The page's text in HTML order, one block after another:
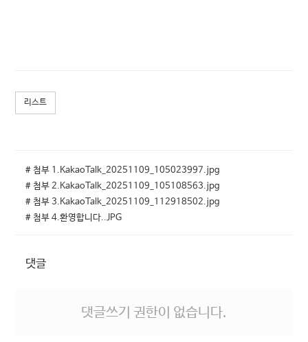
리스트
# 첨부 1.KakaoTalk_20251109_105023997.jpg
# 첨부 2.KakaoTalk_20251109_105108563.jpg
# 첨부 3.KakaoTalk_20251109_112918502.jpg
# 첨부 4.환영합니다..JPG
댓글
댓글쓰기 권한이 없습니다.